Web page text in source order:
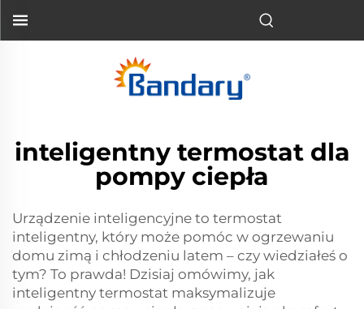
inteligentny termostat dla
pompy ciepła
Urządzenie inteligencyjne to termostat
inteligentny, który może pomóc w ogrzewaniu
domu zimą i chłodzeniu latem – czy wiedziałeś o
tym? To prawda! Dzisiaj omówimy, jak
inteligentny termostat maksymalizuje